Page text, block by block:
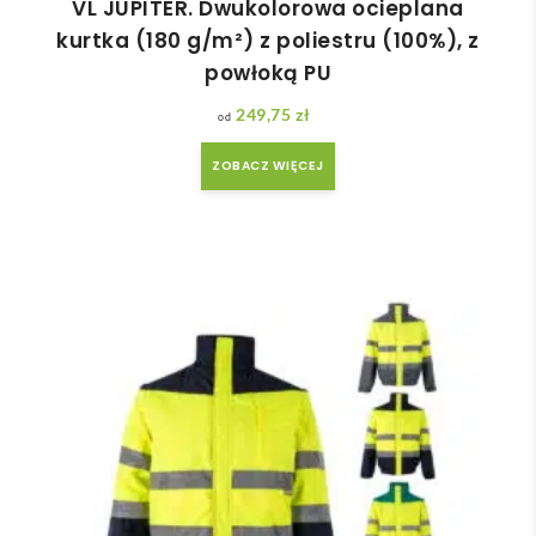
VL JUPITER. Dwukolorowa ocieplana
kurtka (180 g/m²) z poliestru (100%), z
powłoką PU
249,75 zł
ZOBACZ WIĘCEJ